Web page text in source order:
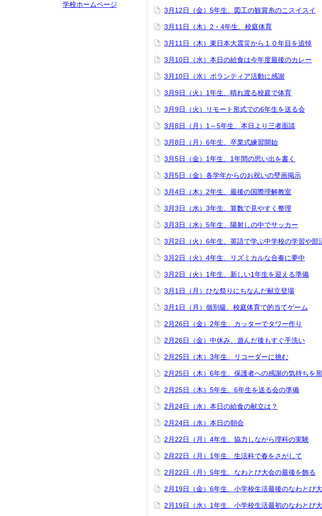
学校ホームページ
3月12日（金）5年生、図工の観賞糸のこスイスイ
3月11日（木）2・4年生、校庭体育
3月11日（木）東日本大震災から１０年目を追悼
3月10日（水）本日の給食は今年度最後のカレー
3月10日（水）ボランティア活動に感謝
3月9日（火）1年生、晴れ渡る校庭で体育
3月9日（火）リモート形式での6年生を送る会
3月8日（月）1～5年生、本日より三者面談
3月8日（月）6年生、卒業式練習開始
3月5日（金）1年生、1年間の思い出を書く
3月5日（金）各学年からのお祝いの壁画掲示
3月4日（木）2年生、最後の国際理解教室
3月3日（水）3年生、算数で見やすく整理
3月3日（水）5年生、陽射しの中でサッカー
3月2日（火）6年生、英語で学ぶ中学校の学習や部
3月2日（火）4年生、リズミカルな合奏に夢中
3月2日（火）1年生、新しい1年生を迎える準備
3月1日（月）ひな祭りにちなんだ献立登場
3月1日（月）個別級、校庭体育で的当てゲーム
2月26日（金）2年生、カッターでタワー作り
2月26日（金）中休み、遊んだ後もすぐ手洗い
2月25日（木）3年生、リコーダーに挑む
2月25日（木）6年生、保護者への感謝の気持ちを
2月25日（木）5年生、6年生を送る会の準備
2月24日（水）本日の給食の献立は？
2月24日（水）本日の朝会
2月22日（月）4年生、協力しながら理科の実験
2月22日（月）1年生、生活科で春をさがして
2月22日（月）5年生、なわとび大会の最後を飾る
2月19日（金）6年生、小学校生活最後のなわとび
2月19日（水）1年生、小学校生活最初のなわとび